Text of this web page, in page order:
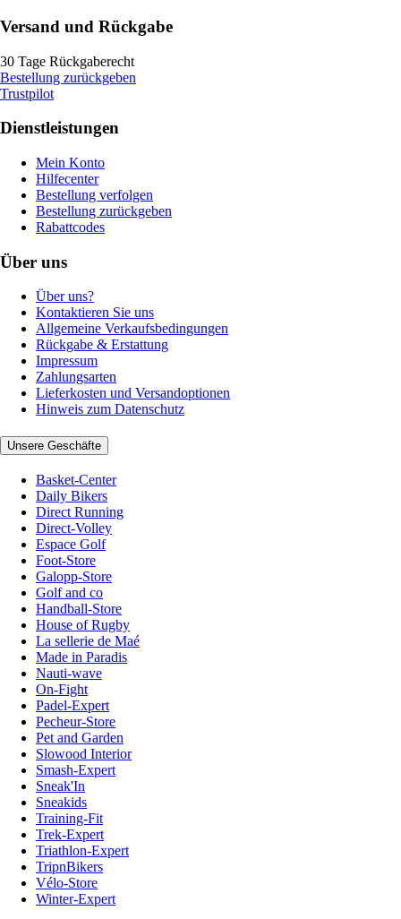
Versand und Rückgabe
30 Tage Rückgaberecht
Bestellung zurückgeben
Trustpilot
Dienstleistungen
Mein Konto
Hilfecenter
Bestellung verfolgen
Bestellung zurückgeben
Rabattcodes
Über uns
Über uns?
Kontaktieren Sie uns
Allgemeine Verkaufsbedingungen
Rückgabe & Erstattung
Impressum
Zahlungsarten
Lieferkosten und Versandoptionen
Hinweis zum Datenschutz
Unsere Geschäfte
Basket-Center
Daily Bikers
Direct Running
Direct-Volley
Espace Golf
Foot-Store
Galopp-Store
Golf and co
Handball-Store
House of Rugby
La sellerie de Maé
Made in Paradis
Nauti-wave
On-Fight
Padel-Expert
Pecheur-Store
Pet and Garden
Slowood Interior
Smash-Expert
Sneak'In
Sneakids
Training-Fit
Trek-Expert
Triathlon-Expert
TripnBikers
Vélo-Store
Winter-Expert